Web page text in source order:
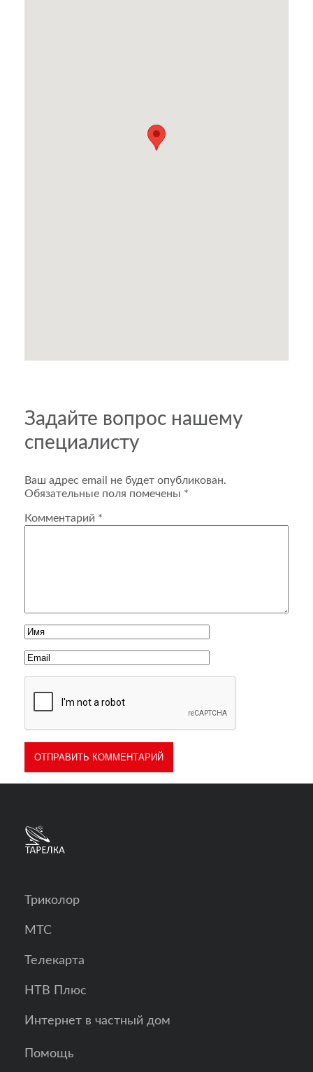
Задайте вопрос нашему
специалисту
Ваш адрес email не будет опубликован.
Обязательные поля помечены *
Комментарий *
Триколор
МТС
Телекарта
НТВ Плюс
Интернет в частный дом
Помощь